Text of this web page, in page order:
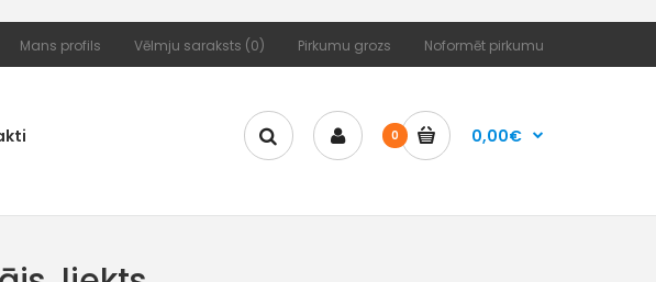
Mans profils Vēlmju saraksts (0) Pirkumu grozs Noformēt pirkumu
0 0,00€